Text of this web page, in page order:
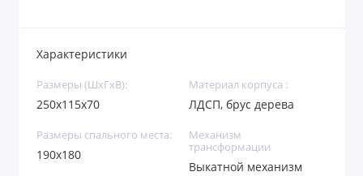
Характеристики
Размеры (ШхГхВ):
250х115х70
Материал корпуса :
ЛДСП, брус дерева
Размеры спального места:
190х180
Механизм
трансформации
Выкатной механизм